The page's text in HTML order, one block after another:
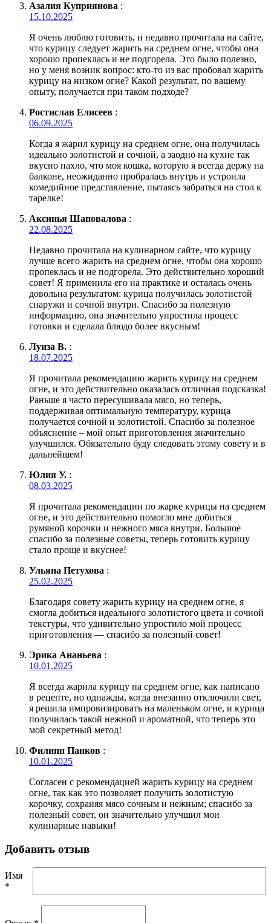
Азалия Куприянова :
15.10.2025
Я очень люблю готовить, и недавно прочитала на сайте,
что курицу следует жарить на среднем огне, чтобы она
хорошо пропеклась и не подгорела. Это было полезно,
но у меня возник вопрос: кто-то из вас пробовал жарить
курицу на низком огне? Какой результат, по вашему
опыту, получается при таком подходе?
Ростислав Елисеев :
06.09.2025
Когда я жарил курицу на среднем огне, она получилась
идеально золотистой и сочной, а заодно на кухне так
вкусно пахло, что моя кошка, которую я всегда держу на
балконе, неожиданно пробралась внутрь и устроила
комедийное представление, пытаясь забраться на стол к
тарелке!
Аксинья Шаповалова :
22.08.2025
Недавно прочитала на кулинарном сайте, что курицу
лучше всего жарить на среднем огне, чтобы она хорошо
пропеклась и не подгорела. Это действительно хороший
совет! Я применила его на практике и осталась очень
довольна результатом: курица получилась золотистой
снаружи и сочной внутри. Спасибо за полезную
информацию, она значительно упростила процесс
готовки и сделала блюдо более вкусным!
Луиза В. :
18.07.2025
Я прочитала рекомендацию жарить курицу на среднем
огне, и это действительно оказалась отличная подсказка!
Раньше я часто пересушивала мясо, но теперь,
поддерживая оптимальную температуру, курица
получается сочной и золотистой. Спасибо за полезное
объяснение – мой опыт приготовления значительно
улучшился. Обязательно буду следовать этому совету и в
дальнейшем!
Юлия У. :
08.03.2025
Я прочитала рекомендации по жарке курицы на среднем
огне, и это действительно помогло мне добиться
румяной корочки и нежного мяса внутри. Большое
спасибо за полезные советы, теперь готовить курицу
стало проще и вкуснее!
Ульяна Петухова :
25.02.2025
Благодаря совету жарить курицу на среднем огне, я
смогла добиться идеального золотистого цвета и сочной
текстуры, что удивительно упростило мой процесс
приготовления — спасибо за полезный совет!
Эрика Ананьева :
10.01.2025
Я всегда жарила курицу на среднем огне, как написано
в рецепте, но однажды, когда внезапно отключили свет,
я решила импровизировать на маленьком огне, и курица
получилась такой нежной и ароматной, что теперь это
мой секретный метод!
Филипп Панков :
10.01.2025
Согласен с рекомендацией жарить курицу на среднем
огне, так как это позволяет получить золотистую
корочку, сохраняя мясо сочным и нежным; спасибо за
полезный совет, он значительно улучшил мои
кулинарные навыки!
Добавить отзыв
Имя
*